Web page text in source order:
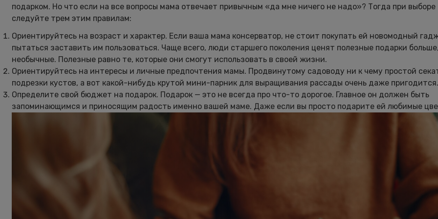
подарком. Но что если на все вопросы мама отвечает привычным «да мне ничего не надо»? Тогда при выборе
следуйте трем этим правилам:
Ориентируйтесь на возраст и характер. Если ваша мама консерватор, не стоит покупать ей новомодный
пытаться заставить им пользоваться. Чаще всего, люди старшего поколения ценят полезные подарки
необычные. Полезные равно те, которые они смогут использовать в своей жизни.
Ориентируйтесь на интересы и личные предпочтения мамы. Продвинутому садоводу ни к чему простой
подрезки кустов, а вот какой-нибудь крутой мини-парник для выращивания рассады очень даже пригодится.
Определите свой бюджет на подарок. Подарок — это не всегда про что-то дорогое. Главное он должен быть
запоминающимся и приносящим радость именно вашей маме. Даже если вы просто подарите ей любимые